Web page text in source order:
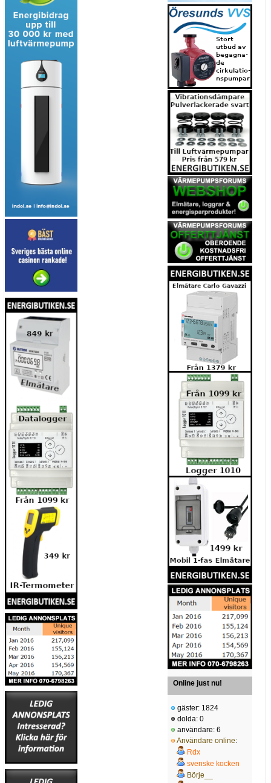
Online just nu!
gäster: 1824
dolda: 0
användare: 6
Användare online:
Rdx
svenske kocken
Börje__